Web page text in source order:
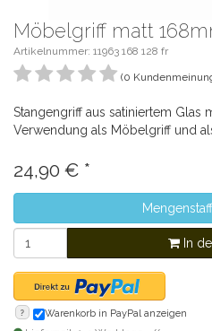
Möbelgriff matt
Artikelnummer: 11963 168 128 fr
(0
Stangengriff aus satiniertem Glas
Verwendung als Möbelgriff und
24,90 € *
In
? Warenkorb in PayPal anzeigen